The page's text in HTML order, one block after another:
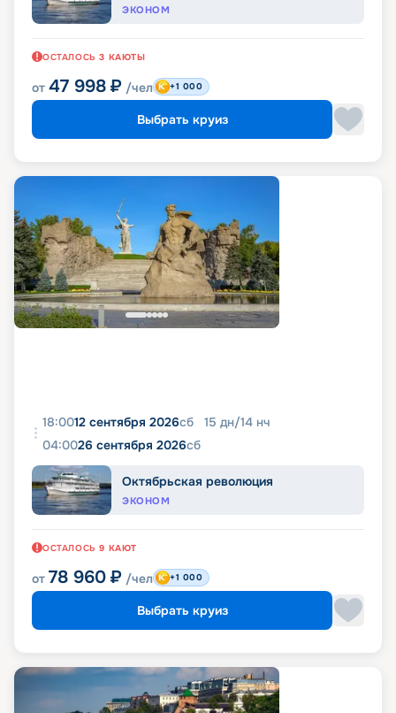
ЭКОНОМ
ОСТАЛОСЬ 3 КАЮТЫ
от 47 998 ₽ /чел +1 000
Выбрать круиз
18:0012 сентября 2026сб 15 дн/14 нч
04:0026 сентября 2026сб
Октябрьская революция
ЭКОНОМ
ОСТАЛОСЬ 9 КАЮТ
от 78 960 ₽ /чел +1 000
Выбрать круиз